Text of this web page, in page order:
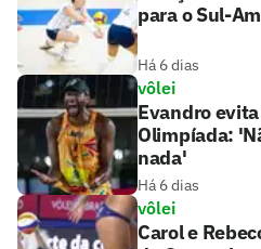
para o Sul-
Há 6 dias
vôlei
Evandro
Olimpíada:
nada'
Há 6 dias
vôlei
Carol e